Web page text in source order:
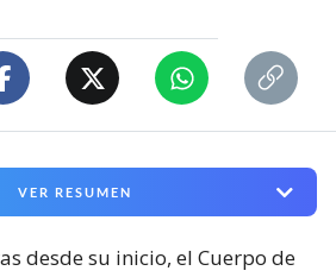
VER RESUMEN
desde su inicio, el Cuerpo de